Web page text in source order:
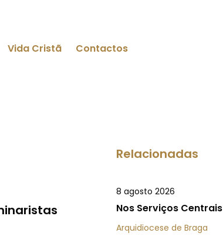
Vida Cristã Contactos
Relacionadas
8 agosto 2026
Nos Serviços Centrais
Arquidiocese de Braga